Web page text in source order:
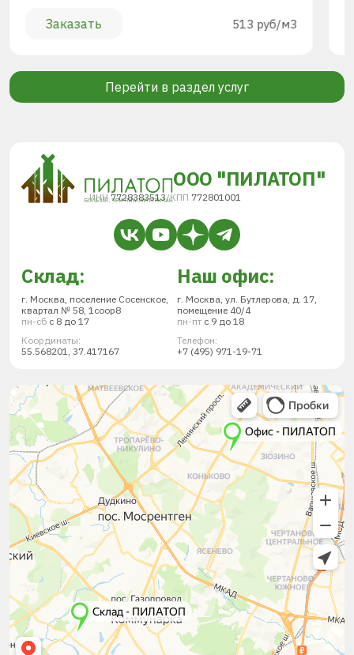
Заказать 513 руб/м3
Перейти в раздел услуг
ООО "ПИЛАТОП"
ИНН 7728383513/КПП 772801001
Склад:
г. Москва, поселение Сосенское,
квартал № 58, 1соор8
пн-сб с 8 до 17
Координаты:
55.568201, 37.417167
Наш офис:
г. Москва, ул. Бутлерова, д. 17,
помещение 40/4
пн-пт с 9 до 18
Телефон:
+7 (495) 971-19-71